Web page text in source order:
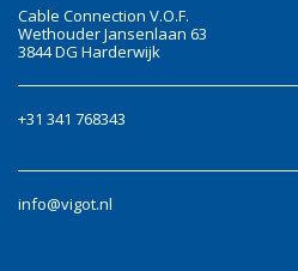
Cable Connection V.O.F.
Wethouder Jansenlaan 63
3844 DG Harderwijk
+31 341 768343
info@vigot.nl